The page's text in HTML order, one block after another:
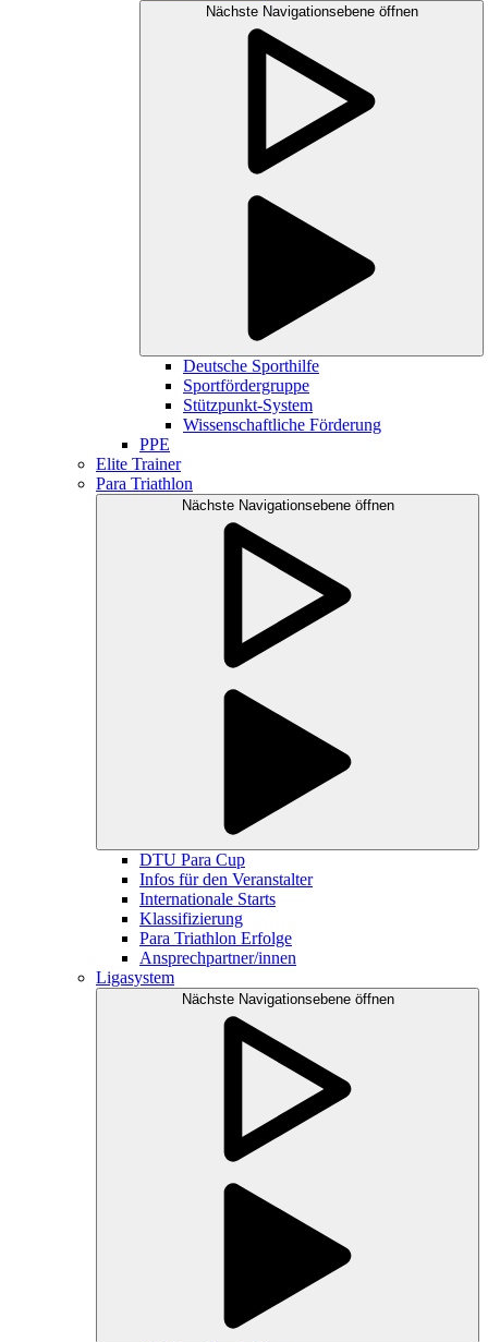
Nächste Navigationsebene öffnen
Deutsche Sporthilfe
Sportfördergruppe
Stützpunkt-System
Wissenschaftliche Förderung
PPE
Elite Trainer
Para Triathlon
Nächste Navigationsebene öffnen
DTU Para Cup
Infos für den Veranstalter
Internationale Starts
Klassifizierung
Para Triathlon Erfolge
Ansprechpartner/innen
Ligasystem
Nächste Navigationsebene öffnen